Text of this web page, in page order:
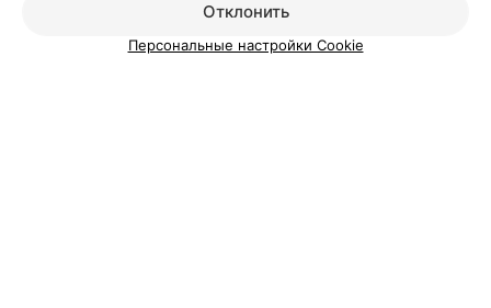
Отклонить
Персональные настройки Cookie